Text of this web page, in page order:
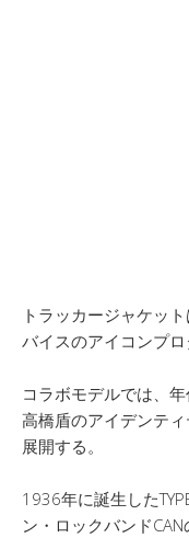
トラッカージャケッ
バイスのアイコンプロ
コラボモデルでは、年
高橋盾のアイデンテ
展開する。
1936年に誕生した
ン・ロックバンド